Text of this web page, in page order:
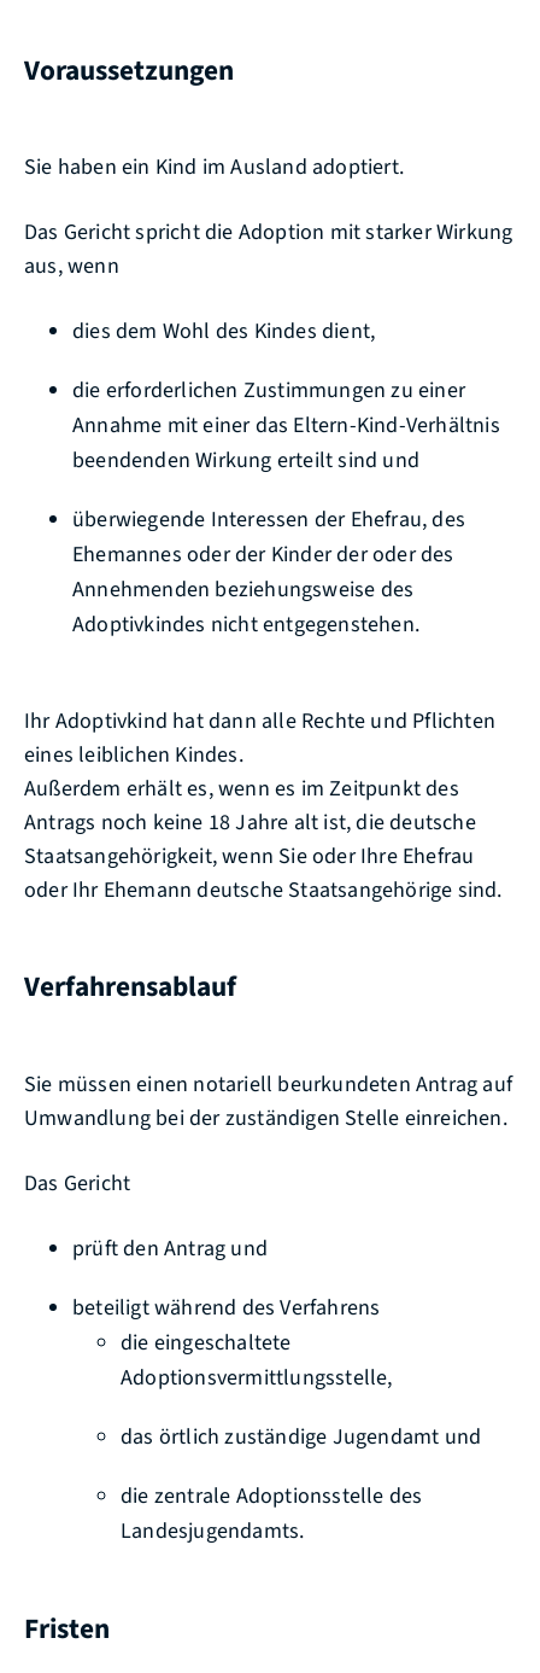
Voraussetzungen
Sie haben ein Kind im Ausland adoptiert.
Das Gericht spricht die Adoption mit starker Wirkung
aus, wenn
dies dem Wohl des Kindes dient,
die erforderlichen Zustimmungen zu einer
Annahme mit einer das Eltern-Kind-Verhältnis
beendenden Wirkung erteilt sind und
überwiegende Interessen der Ehefrau, des
Ehemannes oder der Kinder der oder des
Annehmenden beziehungsweise des
Adoptivkindes nicht entgegenstehen.
Ihr Adoptivkind hat dann alle Rechte und Pflichten
eines leiblichen Kindes.
Außerdem erhält es, wenn es im Zeitpunkt des
Antrags noch keine 18 Jahre alt ist, die deutsche
Staatsangehörigkeit, wenn Sie oder Ihre Ehefrau
oder Ihr Ehemann deutsche Staatsangehörige sind.
Verfahrensablauf
Sie müssen einen notariell beurkundeten Antrag auf
Umwandlung bei der zuständigen Stelle einreichen.
Das Gericht
prüft den Antrag und
beteiligt während des Verfahrens
die eingeschaltete
Adoptionsvermittlungsstelle,
das örtlich zuständige Jugendamt und
die zentrale Adoptionsstelle des
Landesjugendamts.
Fristen